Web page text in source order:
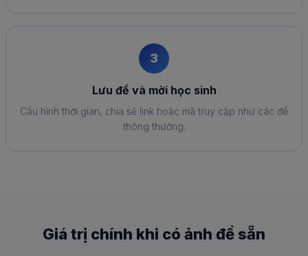
3
Lưu đề và mời học sinh
Cấu hình thời gian, chia sẻ link hoặc mã truy cập như các đề
thông thường.
Giá trị chính khi có ảnh đề sẵn